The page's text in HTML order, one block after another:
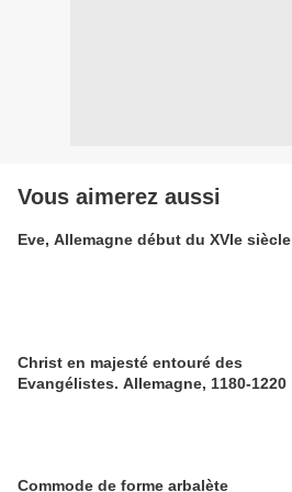
Vous aimerez aussi
Eve, Allemagne début du XVIe siècle
Christ en majesté entouré des
Evangélistes. Allemagne, 1180-1220
Commode de forme arbalète